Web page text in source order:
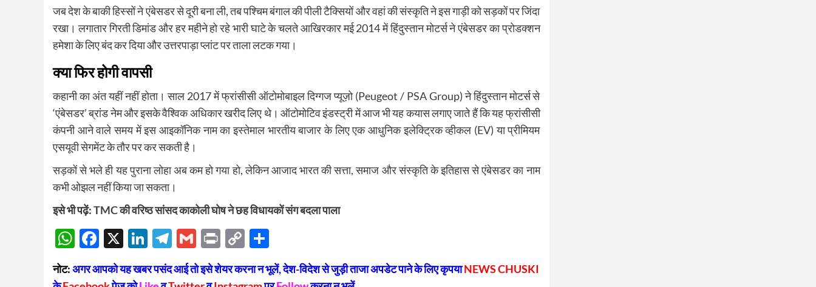
जब देश के बाकी हिस्सों ने एंबेसडर से दूरी बना ली, तब पश्चिम बंगाल की पीली टैक्सियों और वहां की संस्कृति ने इस गाड़ी को सड़कों पर जिंदा
रखा। लगातार गिरती डिमांड और हर महीने हो रहे भारी घाटे के चलते आखिरकार मई 2014 में हिंदुस्तान मोटर्स ने एंबेसडर का प्रोडक्शन
हमेशा के लिए बंद कर दिया और उत्तरपाड़ा प्लांट पर ताला लटक गया।
क्या फिर होगी वापसी
कहानी का अंत यहीं नहीं होता। साल 2017 में फ्रांसीसी ऑटोमोबाइल दिग्गज प्यूज़ो (Peugeot / PSA Group) ने हिंदुस्तान मोटर्स से
‘एंबेसडर’ ब्रांड नेम और इसके वैश्विक अधिकार खरीद लिए थे। ऑटोमोटिव इंडस्ट्री में आज भी यह कयास लगाए जाते हैं कि यह फ्रांसीसी
कंपनी आने वाले समय में इस आइकॉनिक नाम का इस्तेमाल भारतीय बाजार के लिए एक आधुनिक इलेक्ट्रिक व्हीकल (EV) या प्रीमियम
एसयूवी सेगमेंट के तौर पर कर सकती है।
सड़कों से भले ही यह पुराना लोहा अब कम हो गया हो, लेकिन आजाद भारत की सत्ता, समाज और संस्कृति के इतिहास से एंबेसडर का नाम
कभी ओझल नहीं किया जा सकता।
इसे भी पढ़ें:TMC की वरिष्ठ सांसद काकोली घोष ने छह विधायकों संग बदला पाला
WhatsApp
Facebook
X LinkedIn
Telegram
GmailPrintCopy
Link
नोट:अगर आपको यह खबर पसंद आई तो इसे शेयर करना न भूलें, देश-विदेश से जुड़ी ताजा अपडेट पाने के लिए कृपयाNEWS CHUSKI